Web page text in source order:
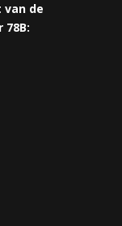
van de